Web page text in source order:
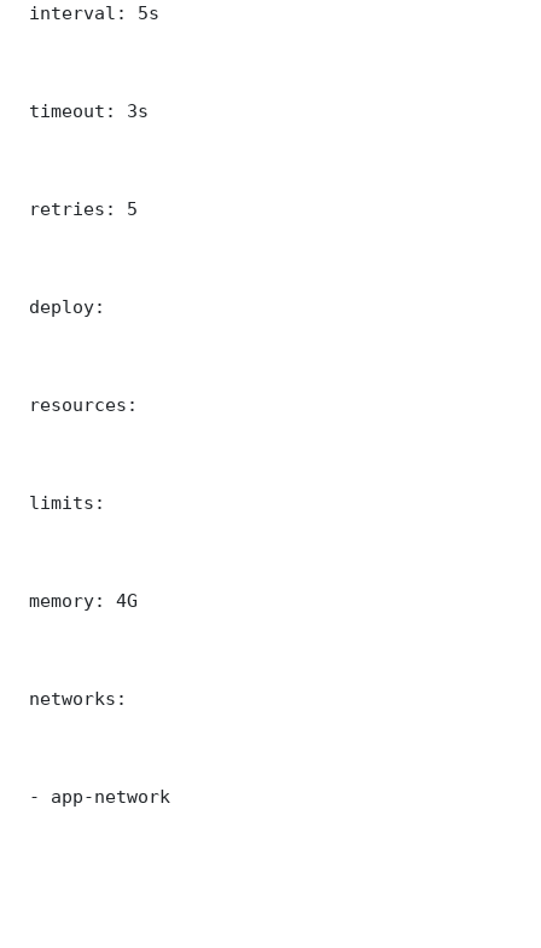
interval: 5s
timeout: 3s
retries: 5
deploy:
resources:
limits:
memory: 4G
networks:
- app-network